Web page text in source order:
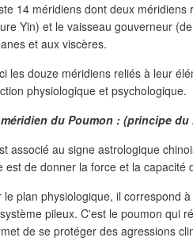
14 méridiens dont deux
Yin) et le vaisseau gouverneur
et aux viscères.
les douze méridiens reliés à leur
physiologique et psychologique.
du Poumon : (principe du
associé au signe astrologique
est de donner la force et la capacité
le plan physiologique, il correspond
pileux. C'est le poumon qui
de se protéger des agressions